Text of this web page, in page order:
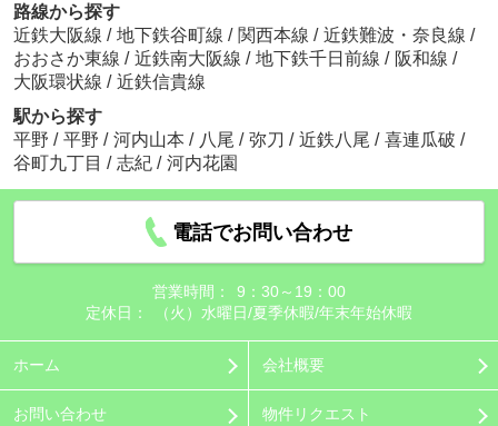
路線から探す
近鉄大阪線 / 地下鉄谷町線 / 関西本線 / 近鉄難波・奈良線 /
おおさか東線 / 近鉄南大阪線 / 地下鉄千日前線 / 阪和線 /
大阪環状線 / 近鉄信貴線
駅から探す
平野 / 平野 / 河内山本 / 八尾 / 弥刀 / 近鉄八尾 / 喜連瓜破 /
谷町九丁目 / 志紀 / 河内花園
電話でお問い合わせ
営業時間：
9：30～19：00
定休日：
（火）水曜日/夏季休暇/年末年始休暇
ホーム 会社概要
お問い合わせ 物件リクエスト